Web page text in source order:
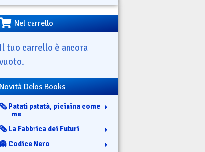
Nel carrello
Il tuo carrello è ancora
vuoto.
Novità Delos Books
🗞️ Patatì patatà, picinina come
me
🗞️ La Fabbrica dei Futuri
👻 Codice Nero